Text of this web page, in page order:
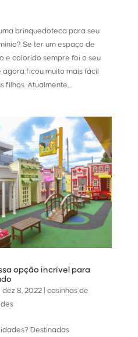
brinquedoteca para seu
Se ter um espaço de
e colorido sempre foi o seu
agora ficou muito mais fácil
Atualmente,...
opção incrível para
dez 8, 2022| casinhas de
Destinadas